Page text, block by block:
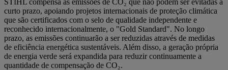
STIHL compensa as emissões de CO₂ que não podem ser evitadas a
curto prazo, apoiando projetos internacionais de proteção climática
que são certificados com o selo de qualidade independente e
reconhecido internacionalmente, o "Gold Standard". No longo
prazo, as emissões continuarão a ser reduzidas através de medidas
de eficiência energética sustentáveis. Além disso, a geração própria
de energia verde será expandida para reduzir continuamente a
quantidade de compensação de CO₂.